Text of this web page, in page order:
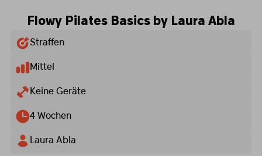
Flowy Pilates Basics by Laura Abla
Straffen
Mittel
Keine Geräte
4 Wochen
Laura Abla